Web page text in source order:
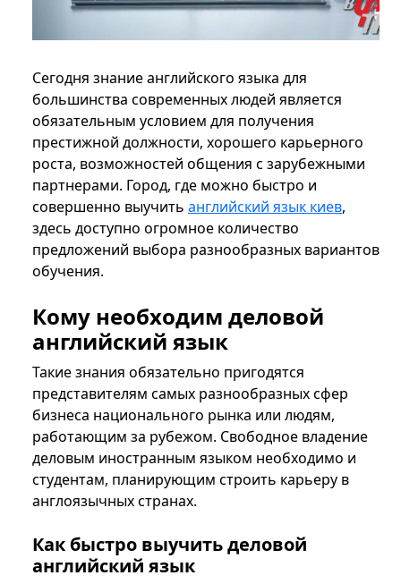
Сегодня знание английского языка для
большинства современных людей является
обязательным условием для получения
престижной должности, хорошего карьерного
роста, возможностей общения с зарубежными
партнерами. Город, где можно быстро и
совершенно выучить английский язык киев,
здесь доступно огромное количество
предложений выбора разнообразных вариантов
обучения.
Кому необходим деловой
английский язык
Такие знания обязательно пригодятся
представителям самых разнообразных сфер
бизнеса национального рынка или людям,
работающим за рубежом. Свободное владение
деловым иностранным языком необходимо и
студентам, планирующим строить карьеру в
англоязычных странах.
Как быстро выучить деловой
английский язык